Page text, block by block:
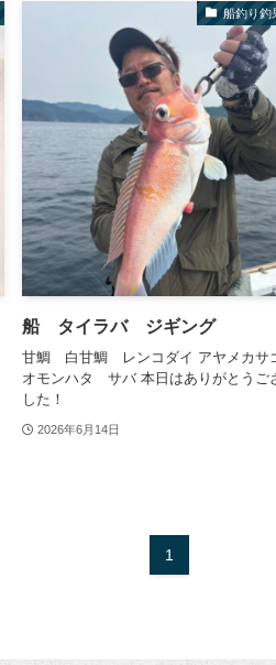
船釣り釣
船 タイラバ ジギング
甘鯛 白甘鯛 レンコダイ アヤメカ
オモンハタ サバ 本日はありがとうご
した！
2026年6月14日
1